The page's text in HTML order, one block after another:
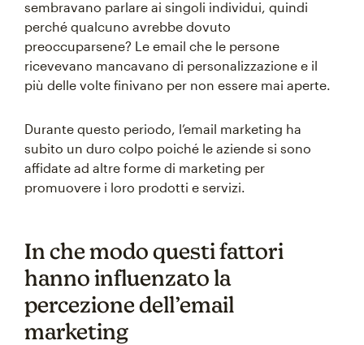
sembravano parlare ai singoli individui, quindi
perché qualcuno avrebbe dovuto
preoccuparsene? Le email che le persone
ricevevano mancavano di personalizzazione e il
più delle volte finivano per non essere mai aperte.
Durante questo periodo, l’email marketing ha
subito un duro colpo poiché le aziende si sono
affidate ad altre forme di marketing per
promuovere i loro prodotti e servizi.
In che modo questi fattori
hanno influenzato la
percezione dell’email
marketing